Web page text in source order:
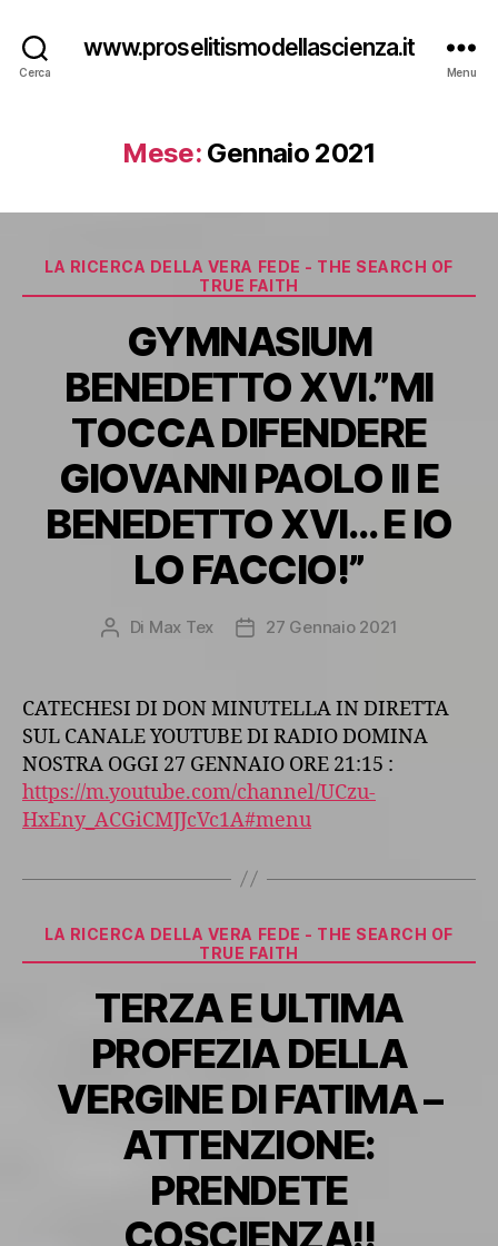
Cerca
www.proselitismodellascienza.it
Menu
Mese: Gennaio 2021
Categorie
LA RICERCA DELLA VERA FEDE - THE SEARCH OF
TRUE FAITH
GYMNASIUM
BENEDETTO XVI.”MI
TOCCA DIFENDERE
GIOVANNI PAOLO II E
BENEDETTO XVI… E IO
LO FACCIO!”
Autore
Di Max Tex
Data27 Gennaio 2021
CATECHESI DI DON MINUTELLA IN DIRETTA
SUL CANALE YOUTUBE DI RADIO DOMINA
NOSTRA OGGI 27 GENNAIO ORE 21:15 :
https://m.youtube.com/channel/UCzu-
HxEny_ACGiCMJJcVc1A#menu
Categorie
LA RICERCA DELLA VERA FEDE - THE SEARCH OF
TRUE FAITH
TERZA E ULTIMA
PROFEZIA DELLA
VERGINE DI FATIMA –
ATTENZIONE:
PRENDETE
COSCIENZA!!